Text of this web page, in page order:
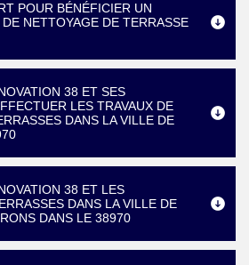
POUR BÉNÉFICIER UN
NETTOYAGE DE TERRASSE
38 ET SES
LES TRAVAUX DE
DANS LA VILLE DE
38 ET LES
DANS LA VILLE DE
DANS LE 38970